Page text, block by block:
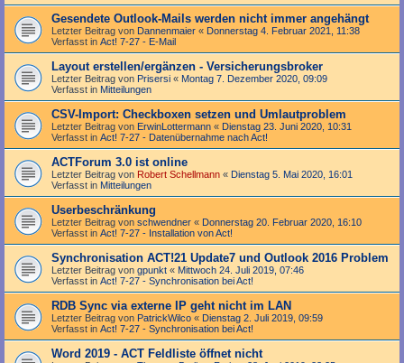
Gesendete Outlook-Mails werden nicht immer angehängt
Letzter Beitrag von Dannenmaier « Donnerstag 4. Februar 2021, 11:38
Verfasst in Act! 7-27 - E-Mail
Layout erstellen/ergänzen - Versicherungsbroker
Letzter Beitrag von Prisersi « Montag 7. Dezember 2020, 09:09
Verfasst in Mitteilungen
CSV-Import: Checkboxen setzen und Umlautproblem
Letzter Beitrag von ErwinLottermann « Dienstag 23. Juni 2020, 10:31
Verfasst in Act! 7-27 - Datenübernahme nach Act!
ACTForum 3.0 ist online
Letzter Beitrag von Robert Schellmann « Dienstag 5. Mai 2020, 16:01
Verfasst in Mitteilungen
Userbeschränkung
Letzter Beitrag von schwendner « Donnerstag 20. Februar 2020, 16:10
Verfasst in Act! 7-27 - Installation von Act!
Synchronisation ACT!21 Update7 und Outlook 2016 Problem
Letzter Beitrag von gpunkt « Mittwoch 24. Juli 2019, 07:46
Verfasst in Act! 7-27 - Synchronisation bei Act!
RDB Sync via externe IP geht nicht im LAN
Letzter Beitrag von PatrickWilco « Dienstag 2. Juli 2019, 09:59
Verfasst in Act! 7-27 - Synchronisation bei Act!
Word 2019 - ACT Feldliste öffnet nicht